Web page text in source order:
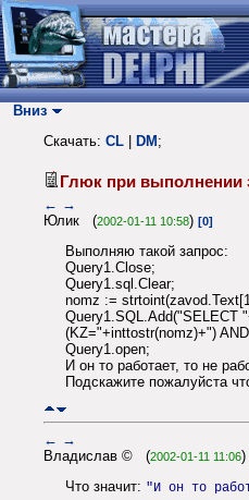
Вниз
Скачать: CL DM ;
Глюк при выполнении
← →
Юлик (2002-01-11 10:58) [0]
Выполняю такой запрос:
Query1.Close;
Query1.sql.Clear;
nomz :=
Query1.SQL.Add("SELECT
(KZ="+inttostr(nomz)+")
Query1.open;
И он то работает, то не
Подскажите пожалуйста
← →
Владислав © (2002-01-11 11:06)
Что значит: "И он то